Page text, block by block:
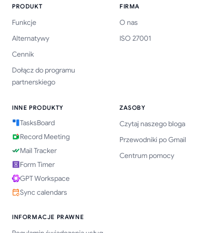
PRODUKT
Funkcje
Alternatywy
Cennik
Dołącz do programu
partnerskiego
FIRMA
O nas
ISO 27001
INNE PRODUKTY
TasksBoard
Record Meeting
Mail Tracker
Form Timer
GPT Workspace
Sync calendars
ZASOBY
Czytaj naszego bloga
Przewodniki po Gmail
Centrum pomocy
INFORMACJE PRAWNE